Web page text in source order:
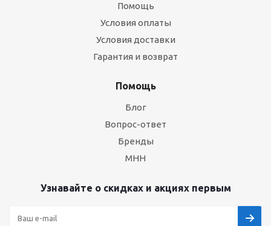
Помощь
Условия оплаты
Условия доставки
Гарантия и возврат
Помощь
Блог
Вопрос-ответ
Бренды
МНН
Узнавайте о скидках и акциях первым